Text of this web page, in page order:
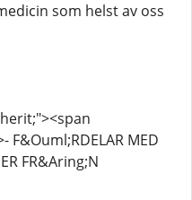
som helst av oss
MED
FR&Aring;N